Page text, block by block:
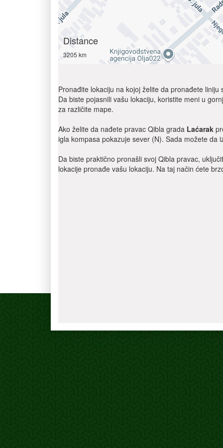
Distance
3205 km
Pronađite lokaciju na kojoj želite da pronađete
Da biste pojasnili vašu lokaciju, koristite meni u
za različite mape.
Ako želite da nađete pravac Qibla grada Laćarak
igla kompasa pokazuje sever (N). Sada možete da
Da biste praktično pronašli svoj Qibla pravac,
lokacije pronađe vašu lokaciju. Na taj način ćete